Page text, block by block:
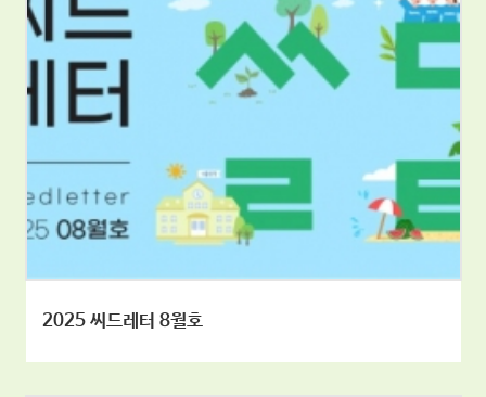
2025 씨드레터 8월호